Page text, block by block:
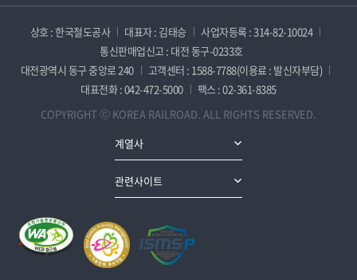
상호 : 한국철도공사 대표자 : 김태승
사업자등록 : 314-82-10024
통신판매업신고 : 대전 동구-0233호
대전광역시 동구 중앙로 240
고객센터 : 1588-7788(이용료 : 발신자부담)
대표전화 : 042-472-5000
팩스 : 02-361-8385
COPYRIGHT ⓒ KOREA RAILROAD. ALL RIGHTS RESERVED.
계열사
관련사이트